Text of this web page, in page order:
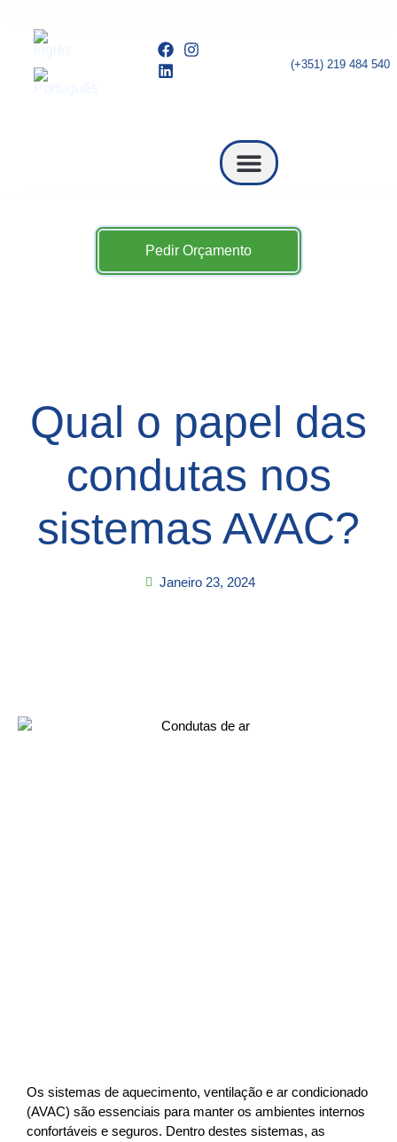
(+351) 219 484 540
Pedir Orçamento
Qual o papel das
condutas nos
sistemas AVAC?
Janeiro 23, 2024
Os sistemas de aquecimento, ventilação e ar condicionado
(AVAC) são essenciais para manter os ambientes internos
confortáveis e seguros. Dentro destes sistemas, as